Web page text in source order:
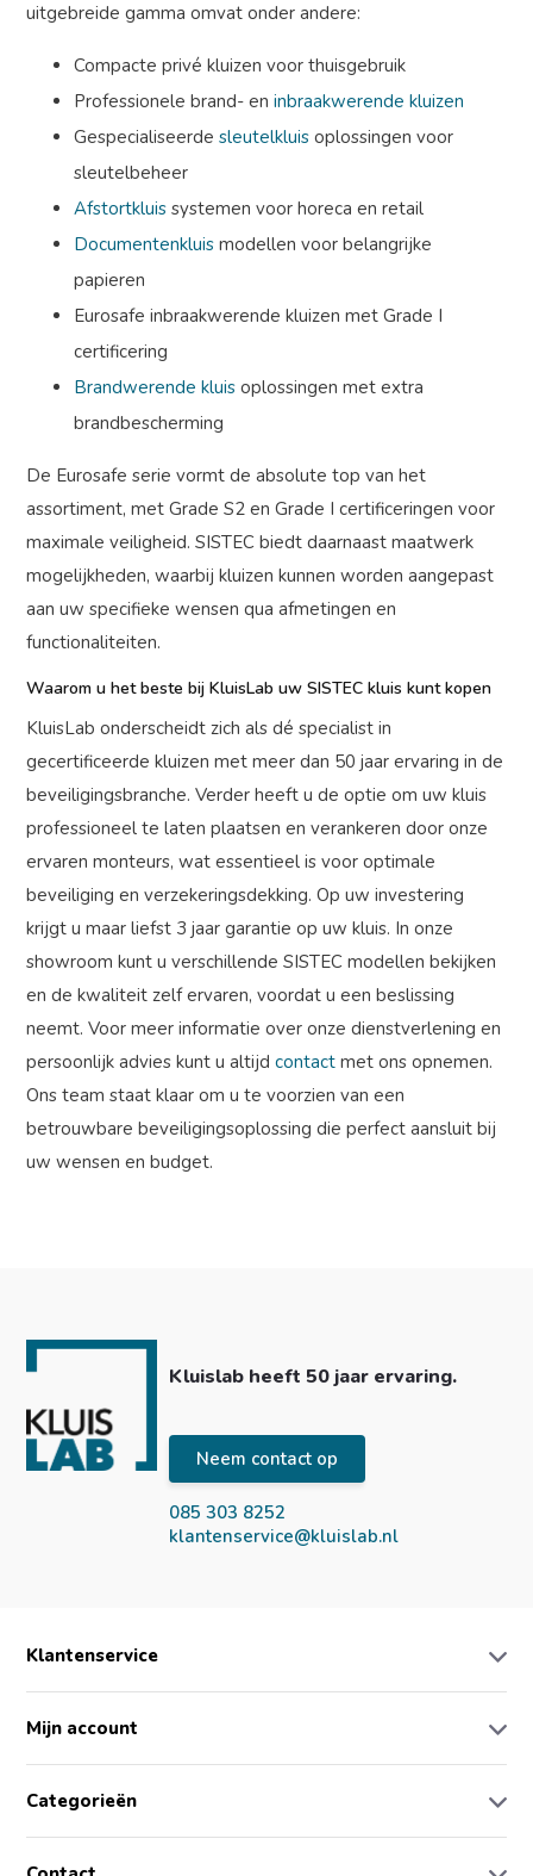
uitgebreide gamma omvat onder andere:
Compacte privé kluizen voor thuisgebruik
Professionele brand- eninbraakwerende kluizen
Gespecialiseerdesleutelkluis oplossingen voor
sleutelbeheer
Afstortkluis systemen voor horeca en retail
Documentenkluis modellen voor belangrijke
papieren
Eurosafe inbraakwerende kluizen met Grade I
certificering
Brandwerende kluis oplossingen met extra
brandbescherming
De Eurosafe serie vormt de absolute top van het
assortiment, met Grade S2 en Grade I certificeringen voor
maximale veiligheid. SISTEC biedt daarnaast maatwerk
mogelijkheden, waarbij kluizen kunnen worden aangepast
aan uw specifieke wensen qua afmetingen en
functionaliteiten.
Waarom u het beste bij KluisLab uw SISTEC kluis kunt kopen
KluisLab onderscheidt zich als dé specialist in
gecertificeerde kluizen met meer dan 50 jaar ervaring in de
beveiligingsbranche. Verder heeft u de optie om uw kluis
professioneel te laten plaatsen en verankeren door onze
ervaren monteurs, wat essentieel is voor optimale
beveiliging en verzekeringsdekking. Op uw investering
krijgt u maar liefst 3 jaar garantie op uw kluis. In onze
showroom kunt u verschillende SISTEC modellen bekijken
en de kwaliteit zelf ervaren, voordat u een beslissing
neemt. Voor meer informatie over onze dienstverlening en
persoonlijk advies kunt u altijdcontact met ons opnemen.
Ons team staat klaar om u te voorzien van een
betrouwbare beveiligingsoplossing die perfect aansluit bij
uw wensen en budget.
Kluislab heeft 50 jaar ervaring.
Neem contact op
085 303 8252
klantenservice@kluislab.nl
Klantenservice
Mijn account
Categorieën